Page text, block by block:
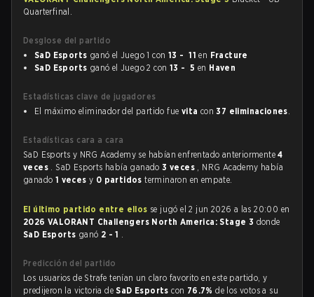
Quarterfinal.
Desglose del partido
SaD Esports ganó el Juego 1 con 13 - 11 en Fracture
SaD Esports ganó el Juego 2 con 13 - 5 en Haven
Estadísticas clave de jugadores
El máximo eliminador del partido fue vita con37 eliminaciones.
Estadísticas cara a cara
SaD Esports y NRG Academy se habían enfrentado anteriormente4
veces . SaD Esports había ganado3 veces , NRG Academy había
ganado 1 vecesy 0 partidosterminaron en empate.
El último partido entre ellos se jugó el 2 jun 2026 a las 20:00 en
2026 VALORANT Challengers North America: Stage 3 donde
SaD Esports ganó 2 - 1 .
Predicción del partido
Los usuarios de Strafe tenían un claro favorito en este partido, y
predijeron la victoria deSaD Esportscon 76.7%de los votos a su